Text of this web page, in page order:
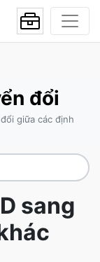
đổi
giữa các định
sang